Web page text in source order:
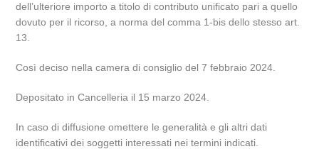
dell’ulteriore importo a titolo di contributo unificato pari a quello
dovuto per il ricorso, a norma del comma 1-bis dello stesso art.
13.
Così deciso nella camera di consiglio del 7 febbraio 2024.
Depositato in Cancelleria il 15 marzo 2024.
In caso di diffusione omettere le generalità e gli altri dati
identificativi dei soggetti interessati nei termini indicati.